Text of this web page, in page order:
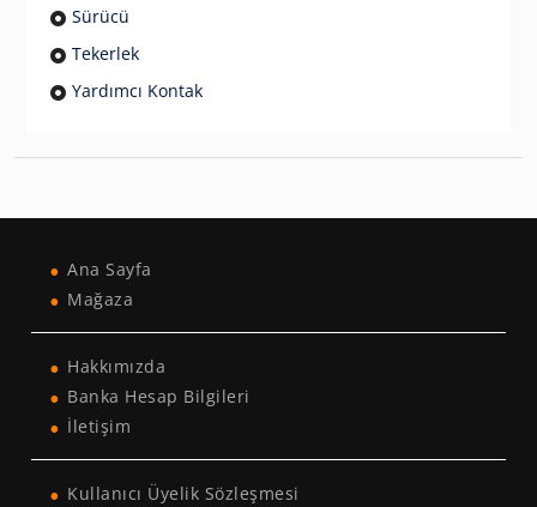
Sürücü
Tekerlek
Yardımcı Kontak
Ana Sayfa
Mağaza
Hakkımızda
Banka Hesap Bilgileri
İletişim
Kullanıcı Üyelik Sözleşmesi